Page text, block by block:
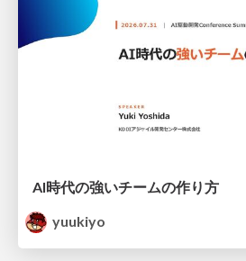
AI時代の強いチームの作り方
yuukiyo